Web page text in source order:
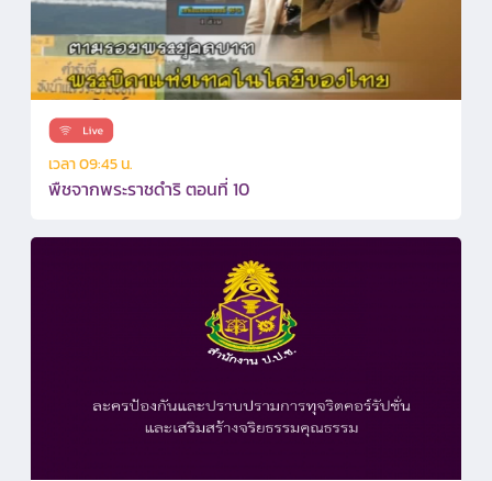
เวลา 09:45 น.
พืชจากพระราชดำริ ตอนที่ 10